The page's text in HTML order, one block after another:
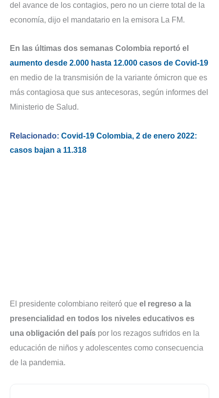
del avance de los contagios, pero no un cierre total de la
economía, dijo el mandatario en la emisora La FM.
En las últimas dos semanas Colombia reportó el
aumento desde 2.000 hasta 12.000 casos de Covid-19
en medio de la transmisión de la variante ómicron que es
más contagiosa que sus antecesoras, según informes del
Ministerio de Salud.
Relacionado: Covid-19 Colombia, 2 de enero 2022:
casos bajan a 11.318
El presidente colombiano reiteró que el regreso a la
presencialidad en todos los niveles educativos es
una obligación del país por los rezagos sufridos en la
educación de niños y adolescentes como consecuencia
de la pandemia.